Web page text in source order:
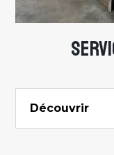
Découvrir